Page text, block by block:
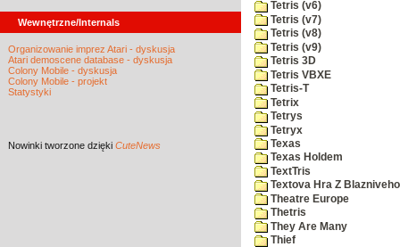
Wewnętrzne/Internals
Organizowanie imprez Atari - dyskusja
Atari demoscene database - dyskusja
Colony Mobile - dyskusja
Colony Mobile - projekt
Statystyki
Nowinki tworzone dzięki CuteNews
Tetris (v6)
Tetris (v7)
Tetris (v8)
Tetris (v9)
Tetris 3D
Tetris VBXE
Tetris-T
Tetrix
Tetrys
Tetryx
Texas
Texas Holdem
TextTris
Textova Hra Z
Theatre Europe
Thetris
They Are Many
Thief